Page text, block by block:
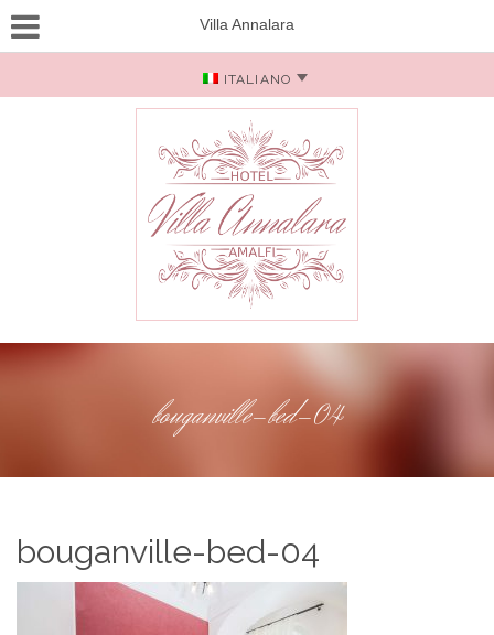
Villa Annalara
ITALIANO
bouganville-bed-04
bouganville-bed-04